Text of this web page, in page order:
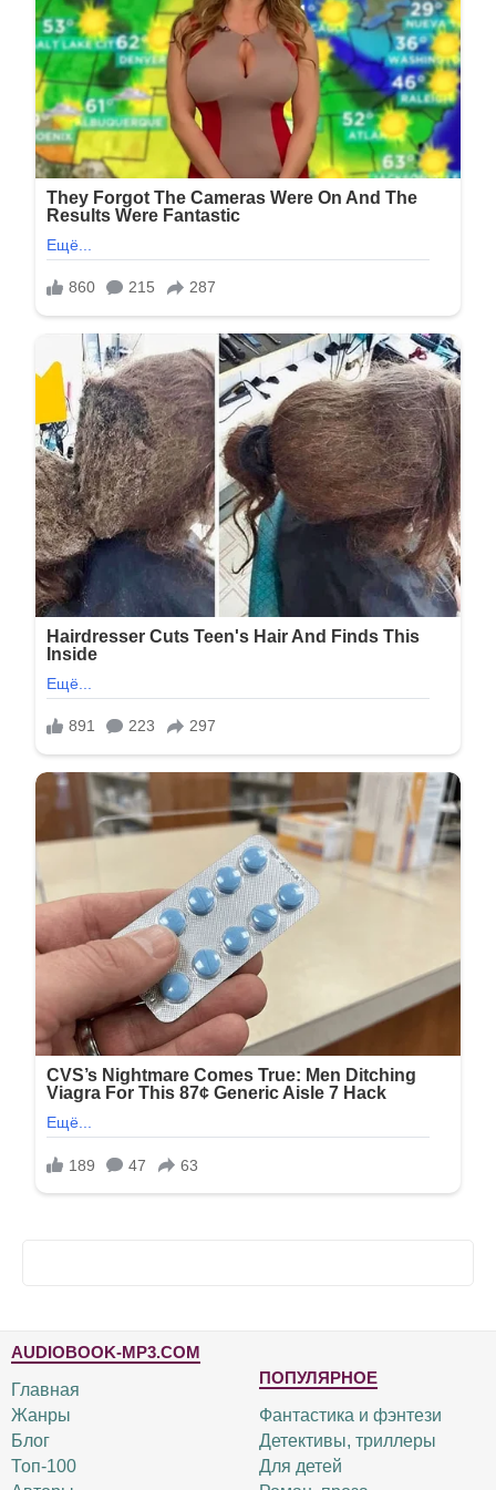
AUDIOBOOK-MP3.COM
Главная
Жанры
Блог
Топ-100
ПОПУЛЯРНОЕ
Фантастика и фэнтези
Детективы, триллеры
Для детей